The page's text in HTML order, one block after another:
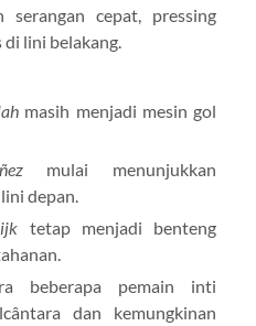
serangan cepat, pressing
lini belakang.
masih menjadi mesin gol
mulai menunjukkan
depan.
tetap menjadi benteng
beberapa pemain inti
dan kemungkinan